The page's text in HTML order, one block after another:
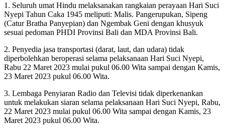
1. Seluruh umat Hindu melaksanakan rangkaian perayaan Hari Suci
Nyepi Tahun Caka 1945 meliputi: Malis. Pangerupukan, Sipeng
(Catur Bratha Panyepian) dan Ngembak Geni dengan khusyuk
sesuai pedoman PHDI Provinsi Bali dan MDA Provinsi Bali.
2. Penyedia jasa transportasi (darat, laut, dan udara) tidak
diperbolehkan beroperasi selama pelaksanaan Hari Suci Nyepi,
Rabu 22 Maret 2023 mulai pukul 06.00 Wita sampai dengan Kamis,
23 Maret 2023 pukul 06.00 Wita.
3. Lembaga Penyiaran Radio dan Televisi tidak diperkenankan
untuk melakukan siaran selama pelaksanaan Hari Suci Nyepi, Rabu,
22 Maret 2023 mulai pukul 06.00 Wita sampai dengan Kamis, 23
Maret 2023 pukul 06.00 Wita.